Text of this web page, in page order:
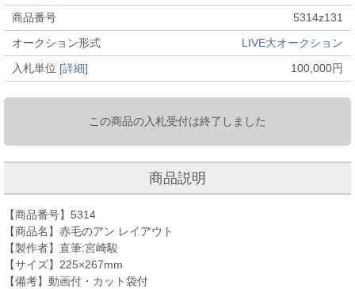
商品番号
5314z131
オークション形式
LIVE大オークション
入札単位 [詳細] 100,000円
この商品の入札受付は終了しました
商品説明
【商品番号】5314
【商品名】赤毛のアン レイアウト
【製作者】直筆:宮崎駿
【サイズ】225×267mm
【備考】動画付・カット袋付